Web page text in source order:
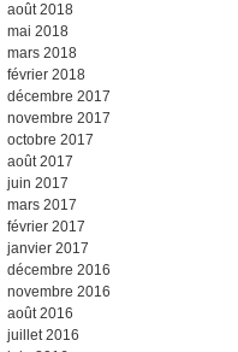
août 2018
mai 2018
mars 2018
février 2018
décembre 2017
novembre 2017
octobre 2017
août 2017
juin 2017
mars 2017
février 2017
janvier 2017
décembre 2016
novembre 2016
août 2016
juillet 2016